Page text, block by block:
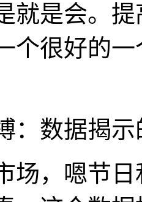
就是会。
个很好的
：数据揭
场，嗯节